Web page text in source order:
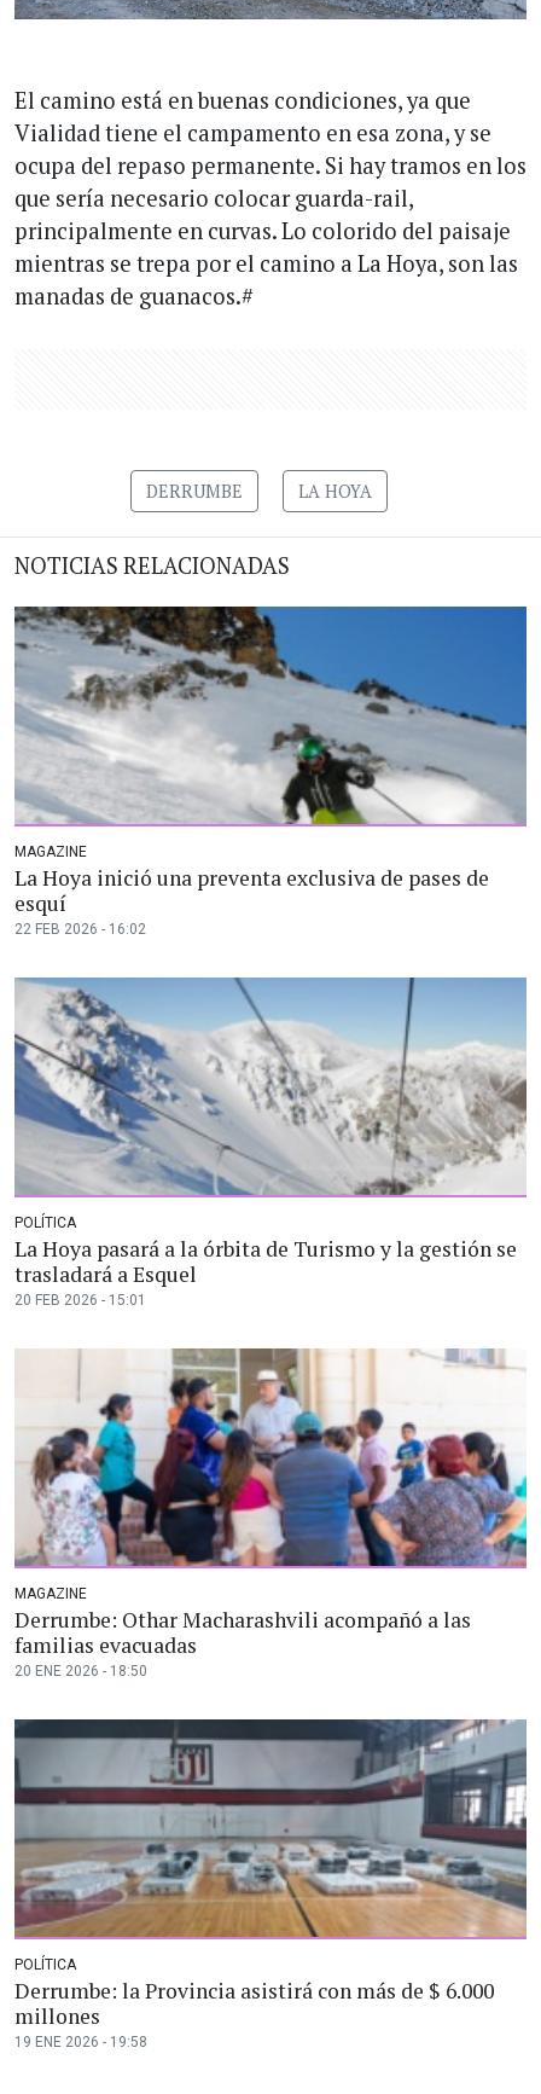
El camino está en buenas condiciones, ya que
Vialidad tiene el campamento en esa zona, y se
ocupa del repaso permanente. Si hay tramos en los
que sería necesario colocar guarda-rail,
principalmente en curvas. Lo colorido del paisaje
mientras se trepa por el camino a La Hoya, son las
manadas de guanacos.#
DERRUMBE LA HOYA
NOTICIAS RELACIONADAS
MAGAZINE
La Hoya inició una preventa exclusiva de pases de
esquí
22 FEB 2026 - 16:02
POLÍTICA
La Hoya pasará a la órbita de Turismo y la gestión se
trasladará a Esquel
20 FEB 2026 - 15:01
MAGAZINE
Derrumbe: Othar Macharashvili acompañó a las
familias evacuadas
20 ENE 2026 - 18:50
POLÍTICA
Derrumbe: la Provincia asistirá con más de $ 6.000
millones
19 ENE 2026 - 19:58